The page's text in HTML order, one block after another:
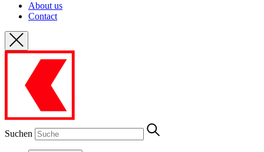
About us
Contact
Suchen